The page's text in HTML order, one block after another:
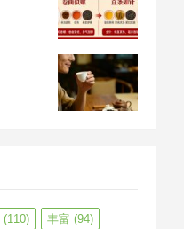
(110) 丰富 (94)